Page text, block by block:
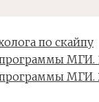
по скайпу
МГИ.
МГИ.